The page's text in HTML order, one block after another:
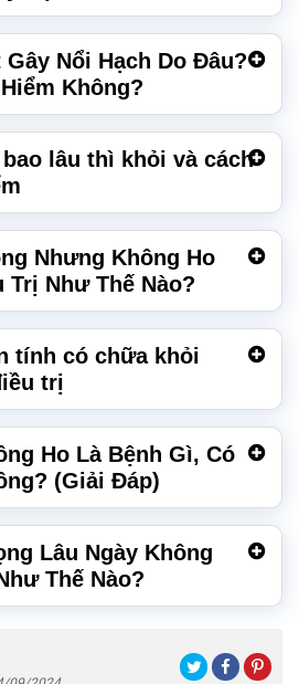
Gây Nổi Hạch Do Đâu?
Không?
lâu thì khỏi và cách
Nhưng Không Ho
Như Thế Nào?
tính có chữa khỏi
trị
Ho Là Bệnh Gì, Có
(Giải Đáp)
Lâu Ngày Không
Thế Nào?